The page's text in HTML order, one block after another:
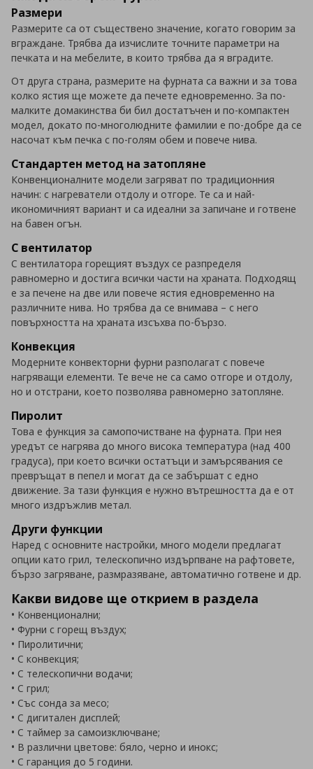
Размери
Размерите са от съществено значение, когато говорим за
вграждане. Трябва да изчислите точните параметри на
печката и на мебелите, в които трябва да я вградите.
От друга страна, размерите на фурната са важни и за това
колко ястия ще можете да печете едновременно. За по-
малките домакинства би бил достатъчен и по-компактен
модел, докато по-многолюдните фамилии е по-добре да се
насочат към печка с по-голям обем и повече нива.
Стандартен метод на затопляне
Конвенционалните модели загряват по традиционния
начин: с нагреватели отдолу и отгоре. Те са и най-
икономичният вариант и са идеални за запичане и готвене
на бавен огън.
С вентилатор
С вентилатора горещият въздух се разпределя
равномерно и достига всички части на храната. Подходящ
е за печене на две или повече ястия едновременно на
различните нива. Но трябва да се внимава – с него
повърхността на храната изсъхва по-бързо.
Конвекция
Модерните конвекторни фурни разполагат с повече
нагряващи елементи. Те вече не са само отгоре и отдолу,
но и отстрани, което позволява равномерно затопляне.
Пиролит
Това е функция за самопочистване на фурната. При нея
уредът се нагрява до много висока температура (над 400
градуса), при което всички остатъци и замърсявания се
превръщат в пепел и могат да се забършат с едно
движение. За тази функция е нужно вътрешността да е от
много издръжлив метал.
Други функции
Наред с основните настройки, много модели предлагат
опции като грил, телескопично издърпване на рафтовете,
бързо загряване, размразяване, автоматично готвене и др.
Какви видове ще открием в раздела
• Конвенционални;
• Фурни с горещ въздух;
• Пиролитични;
• С конвекция;
• С телескопични водачи;
• С грил;
• Със сонда за месо;
• С дигитален дисплей;
• С таймер за самоизключване;
• В различни цветове: бяло, черно и инокс;
• С гаранция до 5 години.